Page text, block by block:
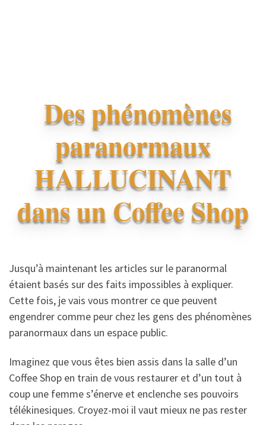
Des phénomènes
paranormaux
HALLUCINANT
dans un Coffee Shop
Jusqu’à maintenant les articles sur le paranormal
étaient basés sur des faits impossibles à expliquer.
Cette fois, je vais vous montrer ce que peuvent
engendrer comme peur chez les gens des phénomènes
paranormaux dans un espace public.
Imaginez que vous êtes bien assis dans la salle d’un
Coffee Shop en train de vous restaurer et d’un tout à
coup une femme s’énerve et enclenche ses pouvoirs
télékinesiques. Croyez-moi il vaut mieux ne pas rester